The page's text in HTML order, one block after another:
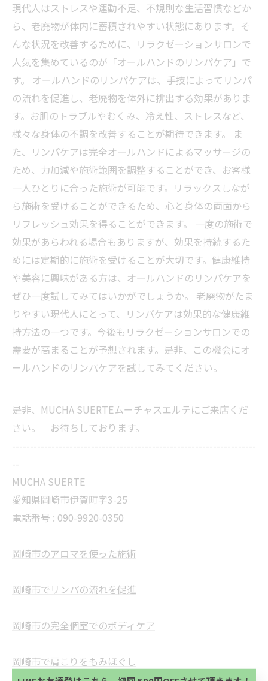
現代人はストレスや運動不足、不規則な生活習慣などか
ら、老廃物が体内に蓄積されやすい状態にあります。そ
んな状況を改善するために、リラクゼーションサロンで
人気を集めているのが「オールハンドのリンパケア」で
す。 オールハンドのリンパケアは、手技によってリンパ
の流れを促進し、老廃物を体外に排出する効果がありま
す。お肌のトラブルやむくみ、冷え性、ストレスなど、
様々な身体の不調を改善することが期待できます。 ま
た、リンパケアは完全オールハンドによるマッサージの
ため、力加減や施術範囲を調整することができ、お客様
一人ひとりに合った施術が可能です。リラックスしなが
ら施術を受けることができるため、心と身体の両面から
リフレッシュ効果を得ることができます。 一度の施術で
効果があらわれる場合もありますが、効果を持続するた
めには定期的に施術を受けることが大切です。健康維持
や美容に興味がある方は、オールハンドのリンパケアを
ぜひ一度試してみてはいかがでしょうか。 老廃物がたま
りやすい現代人にとって、リンパケアは効果的な健康維
持方法の一つです。今後もリラクゼーションサロンでの
需要が高まることが予想されます。是非、この機会にオ
ールハンドのリンパケアを試してみてください。
是非、MUCHA SUERTEムーチャスエルテにご来店くだ
さい。 お待ちしております。
--------------------------------------------------------------------
--
MUCHA SUERTE
愛知県岡崎市伊賀町字3-25
電話番号 : 090-9920-0350
岡崎市のアロマを使った施術
岡崎市でリンパの流れを促進
岡崎市の完全個室でのボディケア
岡崎市で肩こりをもみほぐし
初回 500円OFFさせて頂きます。 既に 追加済の
方、不必要な方 お手数ですが、✖印でお閉じ下さ
当サロンの公式LINE@にお友達登録頂いたお客様は
い。